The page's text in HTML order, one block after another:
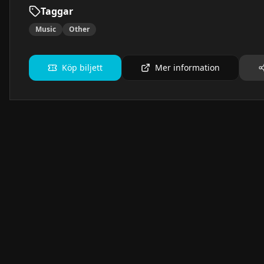
Taggar
Music Other
Köp biljett Mer information